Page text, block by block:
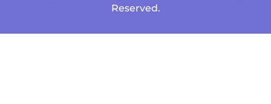
Reserved.